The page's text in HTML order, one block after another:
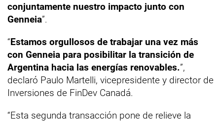
conjuntamente nuestro impacto junto con
Genneia”.
“Estamos orgullosos de trabajar una vez más
con Genneia para posibilitar la transición de
Argentina hacia las energías renovables.”,
declaró Paulo Martelli, vicepresidente y director de
Inversiones de FinDev Canadá.
“Esta segunda transacción pone de relieve la